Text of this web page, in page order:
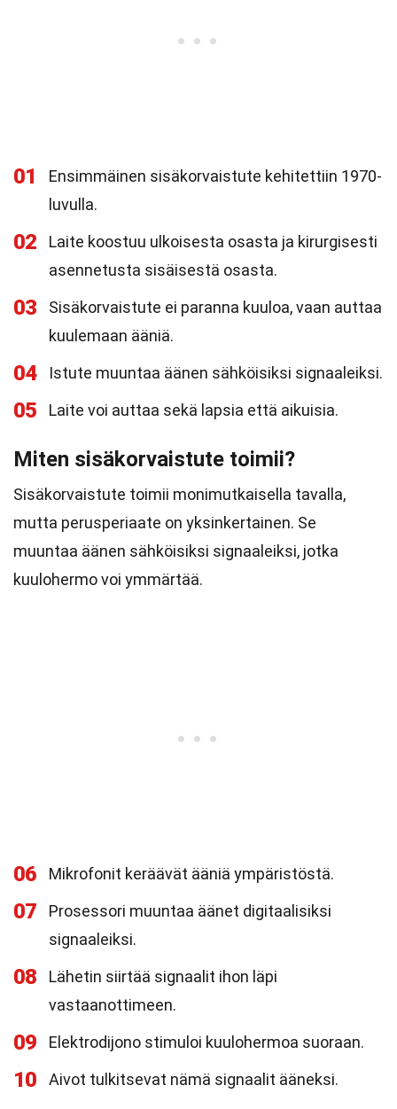
01
Ensimmäinen sisäkorvaistute kehitettiin 1970-
luvulla.
02
Laite koostuu ulkoisesta osasta ja kirurgisesti
asennetusta sisäisestä osasta.
03
Sisäkorvaistute ei paranna kuuloa, vaan auttaa
kuulemaan ääniä.
04 Istute muuntaa äänen sähköisiksi signaaleiksi.
05 Laite voi auttaa sekä lapsia että aikuisia.
Miten sisäkorvaistute toimii?
Sisäkorvaistute toimii monimutkaisella tavalla,
mutta perusperiaate on yksinkertainen. Se
muuntaa äänen sähköisiksi signaaleiksi, jotka
kuulohermo voi ymmärtää.
06 Mikrofonit keräävät ääniä ympäristöstä.
07
Prosessori muuntaa äänet digitaalisiksi
signaaleiksi.
08
Lähetin siirtää signaalit ihon läpi
vastaanottimeen.
09 Elektrodijono stimuloi kuulohermoa suoraan.
10 Aivot tulkitsevat nämä signaalit ääneksi.